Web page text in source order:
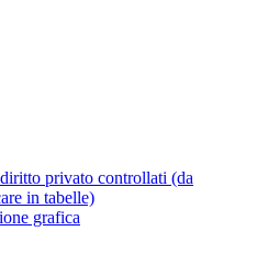
privato controllati (da
in tabelle)
grafica